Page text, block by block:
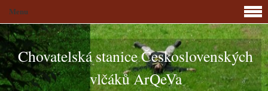
Chovatelská stanice Československých
vlčáků ArQeVa
Menu